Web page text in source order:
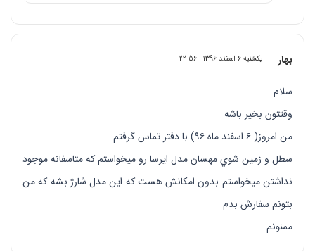
بهار یکشنبه 6 اسفند 1396 - 22:56
سلام
وقتتون بخير باشه
من امروز( ٦ اسفند ماه ٩٦) با دفتر تماس گرفتم
سطل و زمين شوي مهسان مدل ايرسا رو ميخواستم كه متاسفانه موجود
نداشتن ميخواستم بدون امكانش هست كه اين مدل شارژ بشه كه من
بتونم سفارش بدم
ممنونم